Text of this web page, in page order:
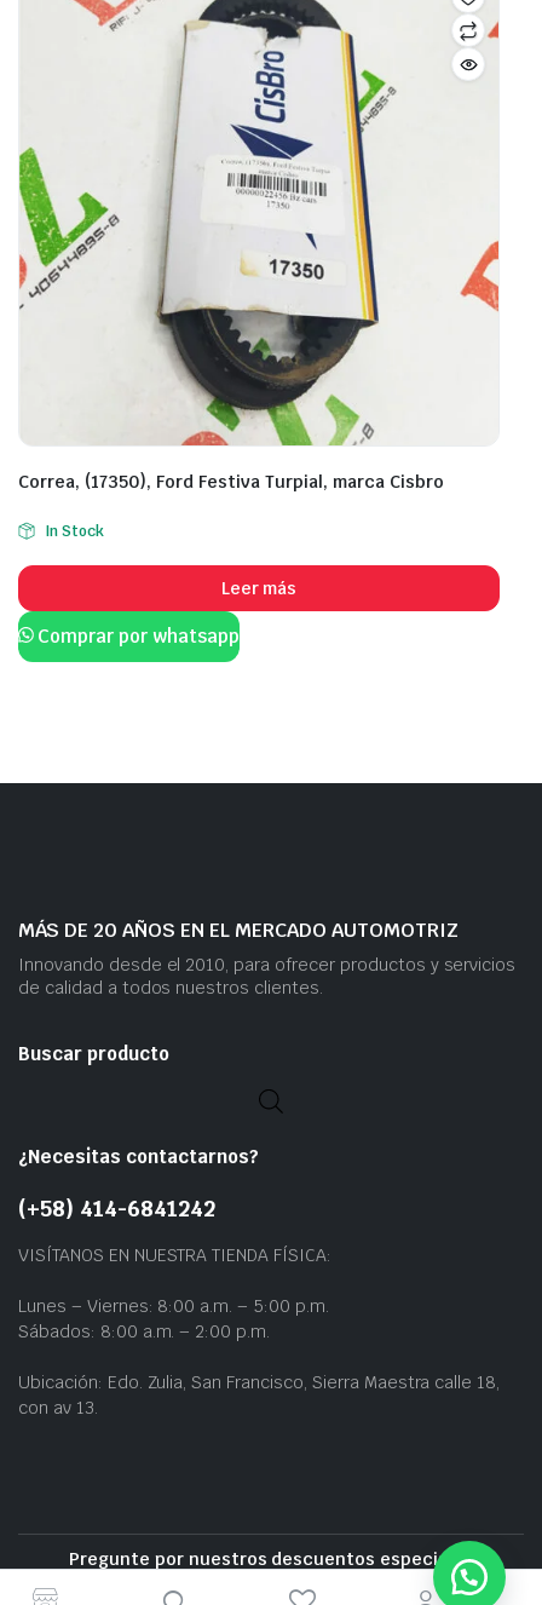
Correa, (17350), Ford Festiva Turpial, marca Cisbro
In Stock
Leer más
Comprar por whatsapp
MÁS DE 20 AÑOS EN EL MERCADO AUTOMOTRIZ
Innovando desde el 2010, para ofrecer productos y servicios
de calidad a todos nuestros clientes.
Buscar producto
¿Necesitas contactarnos?
(+58) 414-6841242
VISÍTANOS EN NUESTRA TIENDA FÍSICA:
Lunes – Viernes: 8:00 a.m. – 5:00 p.m.
Sábados: 8:00 a.m. – 2:00 p.m.
Ubicación: Edo. Zulia, San Francisco, Sierra Maestra calle 18,
con av 13.
Pregunte por nuestros descuentos especiales